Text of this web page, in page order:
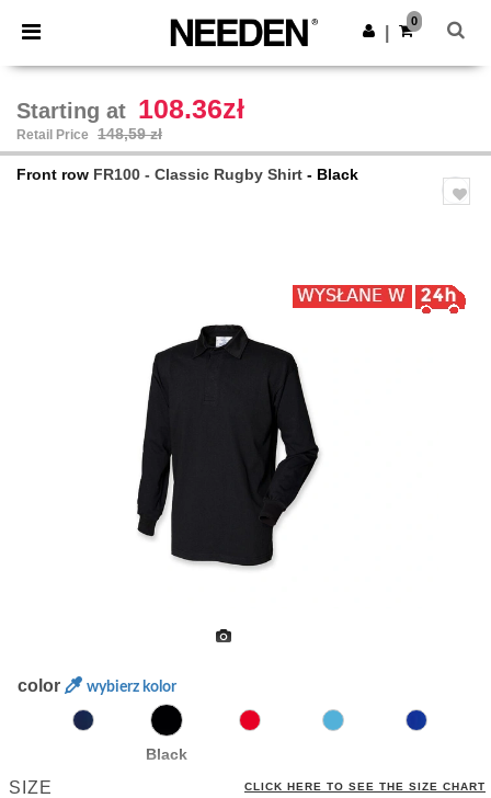
× Aplikacja Needen
Lepsze ceny w aplikacji!
Pobierz app
0
Starting at 108.36zł
Retail Price 148,59 zł
Front row FR100 - Classic Rugby Shirt - Black
color wybierz kolor
Black
SIZE CLICK HERE TO SEE THE SIZE CHART